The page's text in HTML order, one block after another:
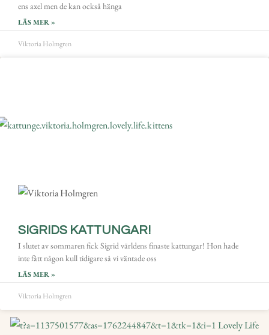
ens axel men de kan också hänga
LÄS MER »
Viktoria Holmgren
SIGRIDS KATTUNGAR!
I slutet av sommaren fick Sigrid världens finaste kattungar! Hon hade
inte fått någon kull tidigare så vi väntade oss
LÄS MER »
Viktoria Holmgren